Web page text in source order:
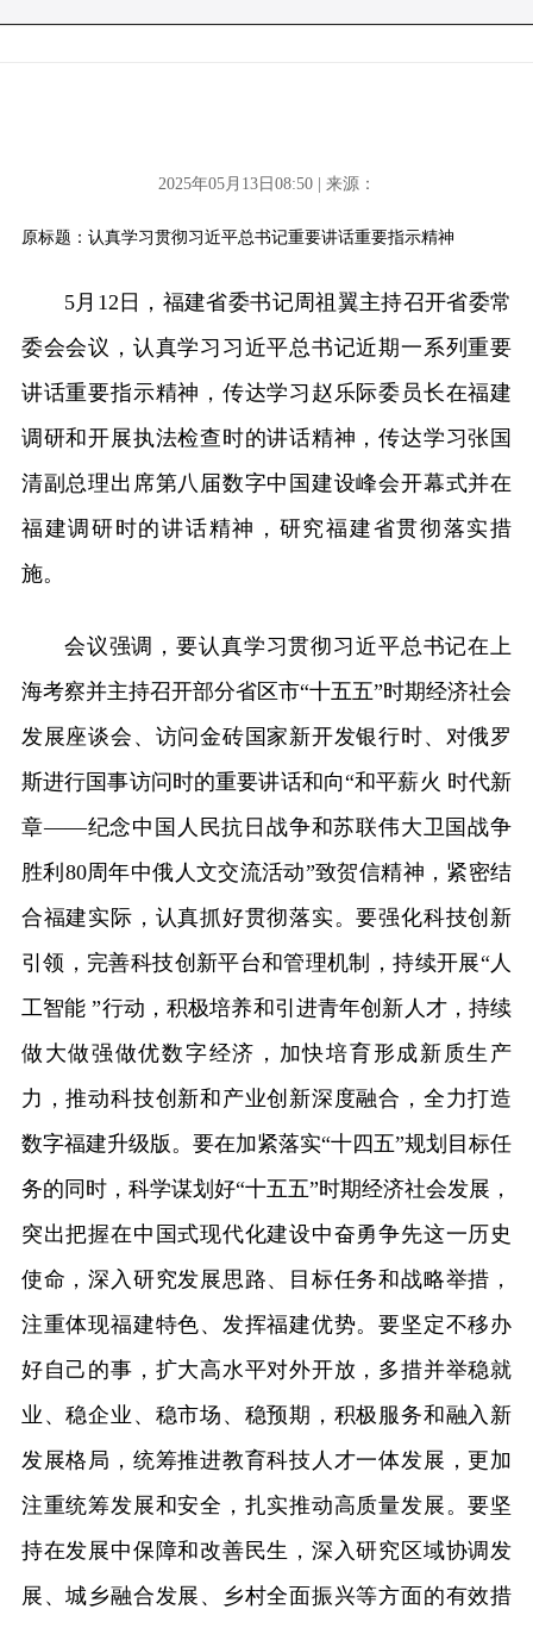
2025年05月13日08:50 | 来源：
原标题：认真学习贯彻习近平总书记重要讲话重要指示精神
5月12日，福建省委书记周祖翼主持召开省委常
委会会议，认真学习习近平总书记近期一系列重要
讲话重要指示精神，传达学习赵乐际委员长在福建
调研和开展执法检查时的讲话精神，传达学习张国
清副总理出席第八届数字中国建设峰会开幕式并在
福建调研时的讲话精神，研究福建省贯彻落实措
施。
会议强调，要认真学习贯彻习近平总书记在上
海考察并主持召开部分省区市“十五五”时期经济社会
发展座谈会、访问金砖国家新开发银行时、对俄罗
斯进行国事访问时的重要讲话和向“和平薪火 时代新
章——纪念中国人民抗日战争和苏联伟大卫国战争
胜利80周年中俄人文交流活动”致贺信精神，紧密结
合福建实际，认真抓好贯彻落实。要强化科技创新
引领，完善科技创新平台和管理机制，持续开展“人
工智能 ”行动，积极培养和引进青年创新人才，持续
做大做强做优数字经济，加快培育形成新质生产
力，推动科技创新和产业创新深度融合，全力打造
数字福建升级版。要在加紧落实“十四五”规划目标任
务的同时，科学谋划好“十五五”时期经济社会发展，
突出把握在中国式现代化建设中奋勇争先这一历史
使命，深入研究发展思路、目标任务和战略举措，
注重体现福建特色、发挥福建优势。要坚定不移办
好自己的事，扩大高水平对外开放，多措并举稳就
业、稳企业、稳市场、稳预期，积极服务和融入新
发展格局，统筹推进教育科技人才一体发展，更加
注重统筹发展和安全，扎实推动高质量发展。要坚
持在发展中保障和改善民生，深入研究区域协调发
展、城乡融合发展、乡村全面振兴等方面的有效措